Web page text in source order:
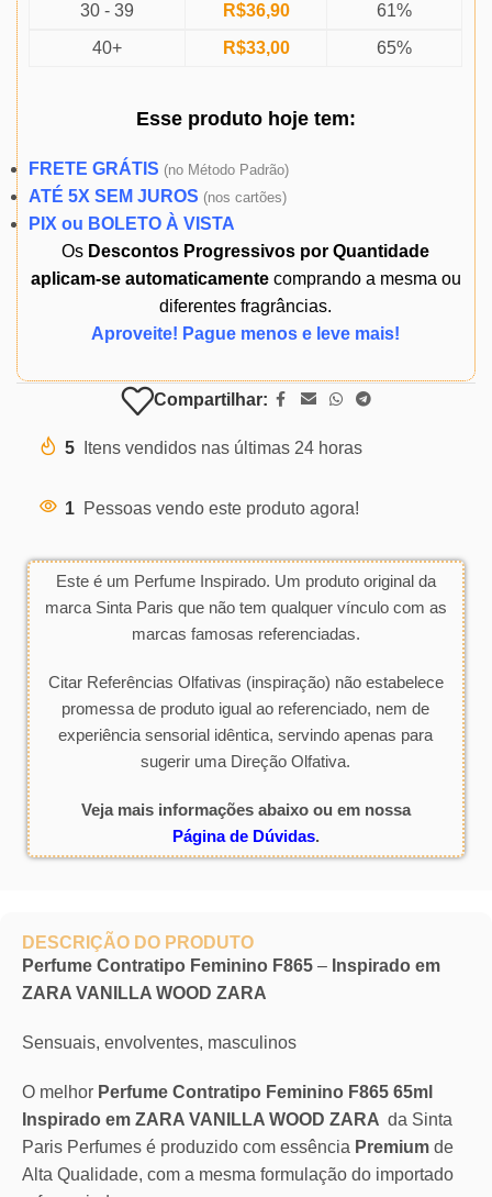
30 - 39
R$36,90
61%
40+
R$33,00 65%
Esse produto hojetem:
FRETE GRÁTIS (no Método Padrão)
ATÉ 5X SEM JUROS (nos cartões)
PIX ou BOLETO À VISTA
Os Descontos Progressivos por Quantidade
aplicam-se automaticamentecomprando a mesma ou
diferentes fragrâncias.
Aproveite! Pague menos e leve mais!
Compartilhar:
5 Itens vendidos nas últimas 24 horas
1 Pessoas vendo este produto agora!
Este é um Perfume Inspirado. Um produto original da
marca Sinta Paris que não tem qualquer vínculo com as
marcas famosas referenciadas.
Citar Referências Olfativas (inspiração) não estabelece
promessa de produto igual ao referenciado, nem de
experiência sensorial idêntica, servindo apenas para
sugerir uma Direção Olfativa.
Veja mais informações abaixo ou em nossa
Página de Dúvidas.
DESCRIÇÃO DO PRODUTO
Perfume Contratipo Feminino F865 – Inspirado em
ZARA VANILLA WOOD ZARA
Sensuais, envolventes, masculinos
O melhor Perfume Contratipo Feminino F865 65ml
Inspirado em ZARA VANILLA WOOD ZARA da Sinta
Paris Perfumes é produzido com essência Premium de
Alta Qualidade, com a mesma formulação do importado